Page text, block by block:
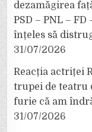
dezamăgirea
PSD – PNL –
înțeles să
31/07/2026
Reacția actriței
trupei de teatru
furie că am
31/07/2026